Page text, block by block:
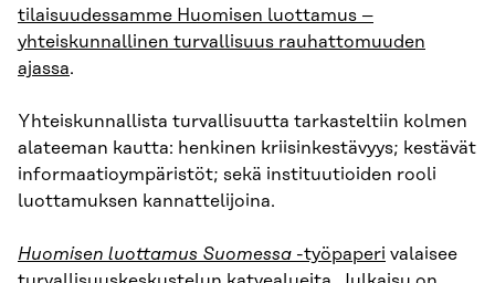
tilaisuudessamme Huomisen luottamus –
yhteiskunnallinen turvallisuus rauhattomuuden
ajassa.
Yhteiskunnallista turvallisuutta tarkasteltiin kolmen
alateeman kautta: henkinen kriisinkestävyys; kestävät
informaatioympäristöt; sekä instituutioiden rooli
luottamuksen kannattelijoina.
Huomisen luottamus Suomessa -työpaperi valaisee